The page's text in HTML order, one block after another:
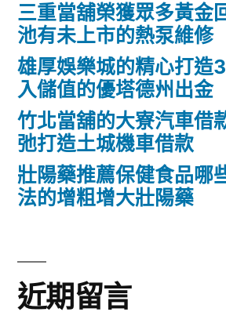
三重當舖榮獲眾多黃金
池有未上市的熱泵維修
雄厚娛樂城的精心打造
入儲值的優塔德州出金
竹北當舖的大寮汽車借
弛打造土城機車借款
壯陽藥推薦保健食品哪
法的增粗增大壯陽藥
近期留言